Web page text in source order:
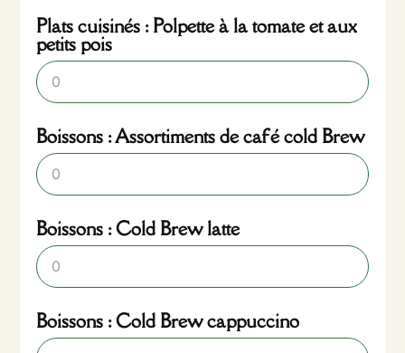
Plats cuisinés : Polpette à la tomate et aux
petits pois
Boissons : Assortiments de café cold Brew
Boissons : Cold Brew latte
Boissons : Cold Brew cappuccino